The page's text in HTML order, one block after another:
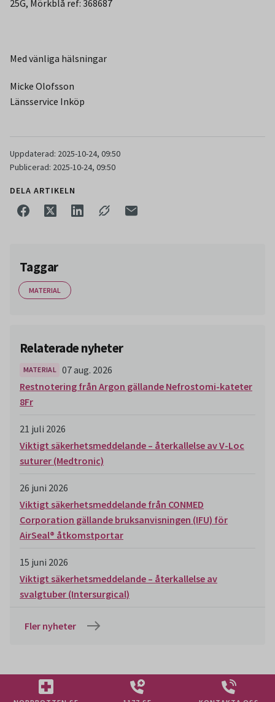
25G, Mörkblå ref: 368687
Med vänliga hälsningar
Micke Olofsson
Länsservice Inköp
Uppdaterad: 2025-10-24, 09:50
Publicerad: 2025-10-24, 09:50
DELA ARTIKELN
Taggar
MATERIAL
Relaterade nyheter
MATERIAL
07 aug. 2026
Restnotering från Argon gällande Nefrostomi-kateter
8Fr
21 juli 2026
Viktigt säkerhetsmeddelande – återkallelse av V-Loc
suturer (Medtronic)
26 juni 2026
Viktigt säkerhetsmeddelande från CONMED
Corporation gällande bruksanvisningen (IFU) för
AirSeal® åtkomstportar
15 juni 2026
Viktigt säkerhetsmeddelande – återkallelse av
svalgtuber (Intersurgical)
Fler nyheter